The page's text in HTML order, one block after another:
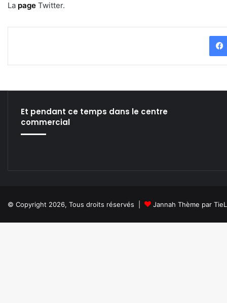
La page Twitter.
Et pendant ce temps dans le centre
commercial
© Copyright 2026, Tous droits réservés | Jannah Thème par